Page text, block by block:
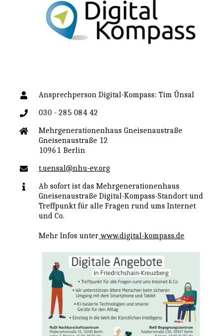
Ansprechperson Digital-Kompass: Tim Ünsal
030 - 285 084 42
Mehrgenerationenhaus Gneisenaustraße
Gneisenaustraße 12
10961 Berlin
t.uensal@nhu-ev.org
Ab sofort ist das Mehrgenerationenhaus
Gneisenaustraße Digital-Kompass-Standort und
Treffpunkt für alle Fragen rund ums Internet
und Co.
Mehr Infos unter www.digital-kompass.de